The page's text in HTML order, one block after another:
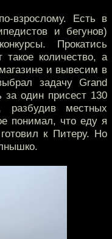
взрослому. Есть в
и бегунов)
Прокатись
количество, а
и вывесим в
задачу Grand
один присест 130
разбудив местных
понимал, что еду я
к Питеру. Но